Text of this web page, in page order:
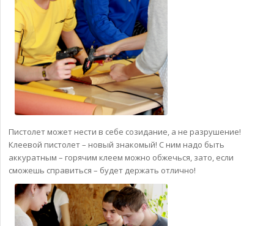
Пистолет может нести в себе созидание, а не разрушение!
Клеевой пистолет – новый знакомый! С ним надо быть
аккуратным – горячим клеем можно обжечься, зато, если
сможешь справиться – будет держать отлично!